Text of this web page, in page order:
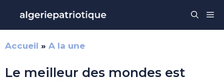
contenu
Accueil » A la une
Le meilleur des mondes est